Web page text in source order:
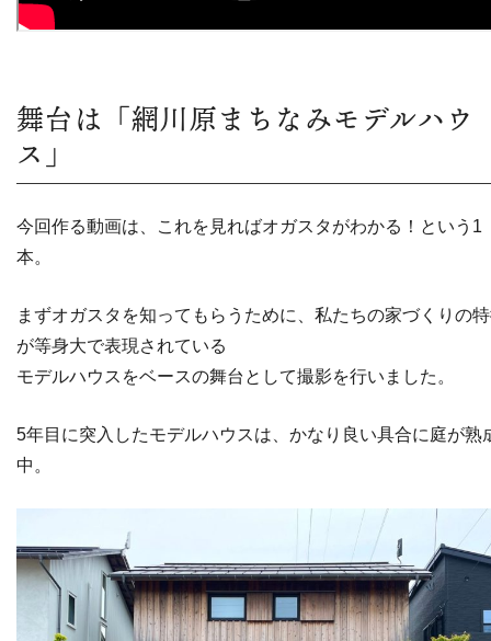
舞台は「網川原まちなみモデルハウ
ス」
今回作る動画は、これを見ればオガスタがわかる！という1
本。
まずオガスタを知ってもらうために、私たちの家づくりの
が等身大で表現されている
モデルハウスをベースの舞台として撮影を行いました。
5年目に突入したモデルハウスは、かなり良い具合に庭が熟
中。